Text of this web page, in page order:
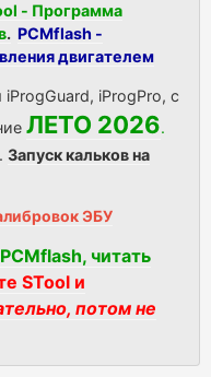
- Программа
. PCMflash -
двигателем
iProgPro, с
ЛЕТО 2026.
Запуск кальков на
ЭБУ
читать
STool и
потом не